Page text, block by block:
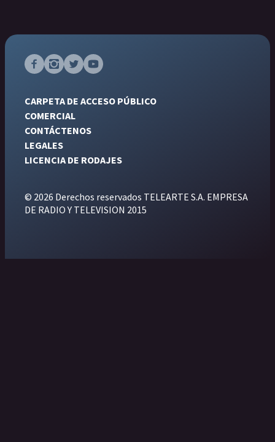
CARPETA DE ACCESO PÚBLICO
COMERCIAL
CONTÁCTENOS
LEGALES
LICENCIA DE RODAJES
© 2026 Derechos reservados TELEARTE S.A. EMPRESA
DE RADIO Y TELEVISION 2015